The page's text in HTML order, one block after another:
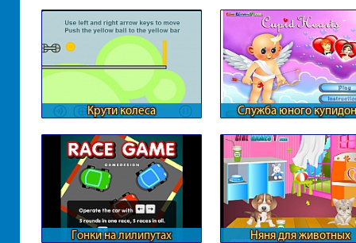
Крути колеса Служба юного
Гонки на лилипутах Няня для животных